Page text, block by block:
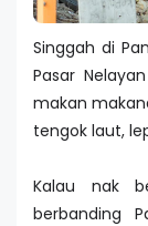
Singgah di
Pasar
makan
tengok laut,
Kalau nak
berbanding